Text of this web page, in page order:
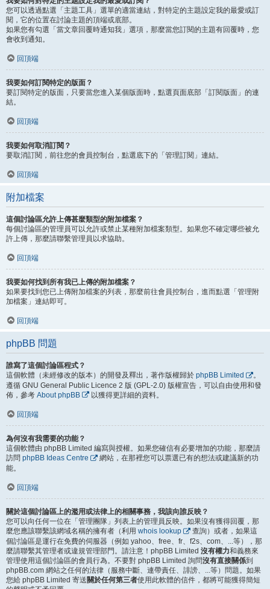
您可以透過點選「主題工具」選單的適當連結，對特定的主題設定我的最愛或訂
閱，它的位置在討論主題的頂端或底部。
如果您有勾選「當文章回覆時通知我」選項，那麼當您訂閱的主題有回覆時，您
會收到通知。
回頂端
我要如何訂閱特定的版面？
要訂閱特定的版面，只要當您進入某個版面時，點選頁面底部「訂閱版面」的連
結。
回頂端
我要如何取消訂閱？
要取消訂閱，前往您的會員控制台，點選底下的「管理訂閱」連結。
回頂端
附加檔案
這個討論區允許上傳甚麼類型的附加檔案？
每個討論區的管理員可以允許或禁止某種附加檔案類型。如果您不確定哪些被允
許上傳，那麼請聯繫管理員以求協助。
回頂端
我要如何找到所有我已上傳的附加檔案？
如果要找到您已上傳附加檔案的列表，那麼前往會員控制台，進而點選「管理附
加檔案」連結即可。
回頂端
phpBB 問題
誰寫了這個討論區程式？
這個軟體（未經修改的版本）的開發及釋出，著作版權歸於 phpBB Limited
。
遵循 GNU General Public Licence 2 版 (GPL-2.0) 版權宣告，可以自由使用和發
佈，參考 About phpBB 以獲得更詳細的資料。
回頂端
為何沒有我需要的功能？
這個軟體由 phpBB Limited 編寫與授權。如果您確信有必要增加的功能，那麼請
訪問 phpBB Ideas Centre
網站，在那裡您可以票選已有的想法或建議新的功
能。
回頂端
關於這個討論區上的濫用或法律上的相關事務，我該向誰反映？
您可以向任何一位在「管理團隊」列表上的管理員反映。如果沒有獲得回覆，那
麼您應該聯繫該網域名稱的擁有者（利用 whois lookup
查詢）或者，如果這
個討論區是運行在免費的伺服器（例如 yahoo、free、fr、f2s、com、...等），那
麼請聯繫其管理者或違規管理部門。請注意！phpBB Limited 沒有權力和義務來
管理使用這個討論區的會員行為。不要對 phpBB Limited 詢問沒有直接關係到
phpBB.com 網站之任何的法律（服務中斷、連帶責任、誹謗、...等）問題。如果
您給 phpBB Limited 寄送關於任何第三者使用此軟體的信件，都將可能獲得簡短